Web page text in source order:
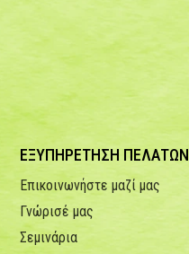
ΕΞΥΠΗΡΕΤΗΣΗ ΠΕΛΑΤΩΝ
Επικοινωνήστε μαζί μας
Γνώρισέ μας
Σεμινάρια